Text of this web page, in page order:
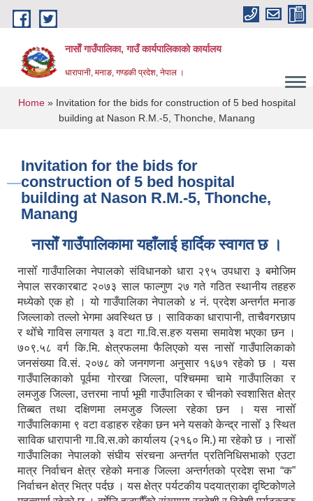
Skip to main content
नासाेँ गाउँपालिका, गाउँ कार्यपालिकाकाे कार्यालय
धारापानी, मनाङ, गण्डकी प्रदेश, नेपाल ।
You are here
Home» Invitation for the bids for construction of 5 bed hospital
building at Nason R.M.-5, Thonche, Manang
Invitation for the bids for
construction of 5 bed hospital
building at Nason R.M.-5, Thonche,
Manang
नासाेँ गाउँपालिकामा यहाँलाई हार्दिक स्वागत छ ।
नासोँ गाउँपालिका नेपालको संविधानको धारा २९५ उपधारा ३ बमोजिम
नेपाल सरकारबाट २०७३ साल फाल्गुण २७ गते गठित स्थानीय तहहरु
मध्येको एक हो । यो गाउँपालिका नेपालको ४ नं. प्रदेश अन्तर्गत मनाङ
जिल्लाको तल्लो भेगमा अवस्थित छ । साविकका धारापानी‚ ताचैवगरछाप
र थोँचे गाविस लगायत ३ वटा गा.वि.स.हरु यसमा समावेश भएका छन ।
७०९.५८ वर्ग कि.मि. क्षेत्रफलमा फैलिएको यस नासोँ गाउँपालिकाको
जनसंख्या वि.सं. २०७८ को जनगणना अनुसार १६७१ रहेको छ । यस
गाउँपालिकाको पूर्वमा गोरखा जिल्ला, पश्चिममा चामे गाउँपालिका र
लमजुङ जिल्ला, उत्तरमा नार्पा भूमी गाउँपालिका र चीनको स्वशासित क्षेत्र
तिब्बत तथा दक्षिणमा लमजुङ जिल्ला रहेका छन । यस नासोँ
गाउँपालिकामा ९ वटा वडाहरु रहेका छन भने यसको केन्द्र नासोँ ३ स्थित
साविक धारापानी गा.वि.स.को कार्यालय (२१६० मि.) मा रहेको छ । नासोँ
गाउँपालिका नेपालको संघीय संरचना अन्तर्गत प्रतिनिधिसभाको एउटा
मात्र निर्वाचन क्षेत्र रहेको मनाङ जिल्ला अन्तर्गतको प्रदेश सभा “क”
निर्वाचन क्षेत्र भित्र पर्दछ । यस क्षेत्र पर्यटकीय पदयात्राका दृष्टिकोणले